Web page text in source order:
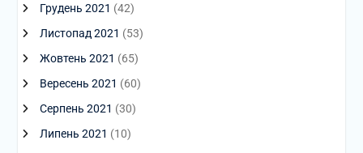
Грудень 2021 (42)
Листопад 2021 (53)
Жовтень 2021 (65)
Вересень 2021 (60)
Серпень 2021 (30)
Липень 2021 (10)